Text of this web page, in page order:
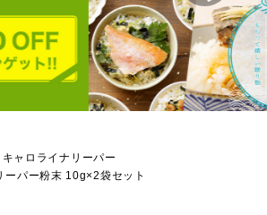
キャロライナリーパー
ーパー粉末 10g×2袋セット